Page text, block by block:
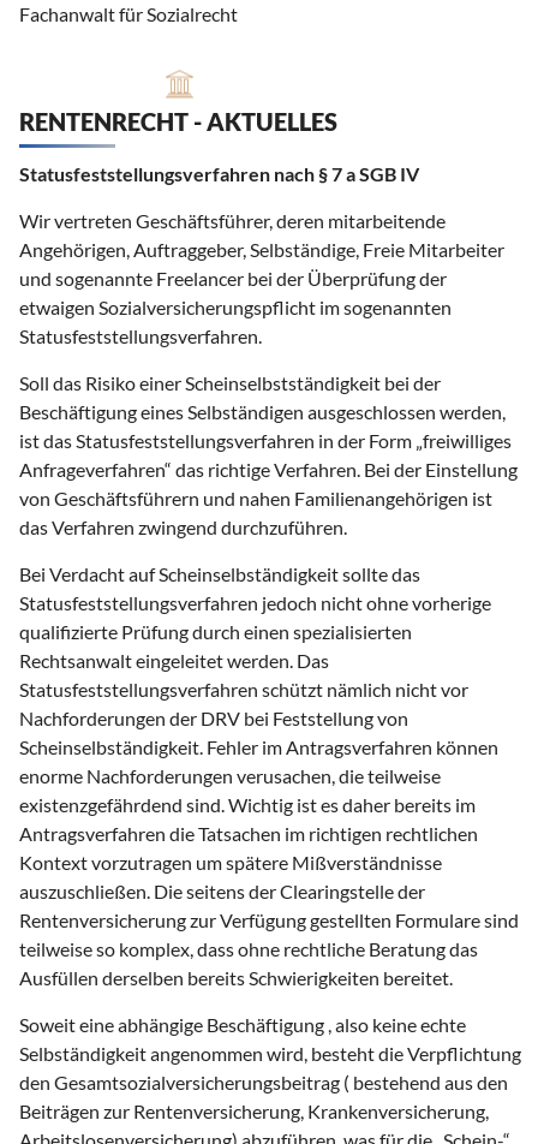
Fachanwalt für Sozialrecht
RENTENRECHT - AKTUELLES
Statusfeststellungsverfahren nach § 7 a SGB IV
Wir vertreten Geschäftsführer, deren mitarbeitende
Angehörigen, Auftraggeber, Selbständige, Freie Mitarbeiter
und sogenannte Freelancer bei der Überprüfung der
etwaigen Sozialversicherungspflicht im sogenannten
Statusfeststellungsverfahren.
Soll das Risiko einer Scheinselbstständigkeit bei der
Beschäftigung eines Selbständigen ausgeschlossen werden,
ist das Statusfeststellungsverfahren in der Form „freiwilliges
Anfrageverfahren“ das richtige Verfahren. Bei der Einstellung
von Geschäftsführern und nahen Familienangehörigen ist
das Verfahren zwingend durchzuführen.
Bei Verdacht auf Scheinselbständigkeit sollte das
Statusfeststellungsverfahren jedoch nicht ohne vorherige
qualifizierte Prüfung durch einen spezialisierten
Rechtsanwalt eingeleitet werden. Das
Statusfeststellungsverfahren schützt nämlich nicht vor
Nachforderungen der DRV bei Feststellung von
Scheinselbständigkeit. Fehler im Antragsverfahren können
enorme Nachforderungen verusachen, die teilweise
existenzgefährdend sind. Wichtig ist es daher bereits im
Antragsverfahren die Tatsachen im richtigen rechtlichen
Kontext vorzutragen um spätere Mißverständnisse
auszuschließen. Die seitens der Clearingstelle der
Rentenversicherung zur Verfügung gestellten Formulare sind
teilweise so komplex, dass ohne rechtliche Beratung das
Ausfüllen derselben bereits Schwierigkeiten bereitet.
Soweit eine abhängige Beschäftigung , also keine echte
Selbständigkeit angenommen wird, besteht die Verpflichtung
den Gesamtsozialversicherungsbeitrag ( bestehend aus den
Beiträgen zur Rentenversicherung, Krankenversicherung,
Arbeitslosenversicherung) abzuführen, was für die „Schein-“